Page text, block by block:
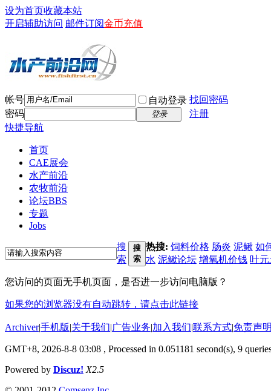
设为首页收藏本站
开启辅助访问 邮件订阅金币充值
帐号 自动登录 找回密码
密码
登录
注册
快捷导航
首页
CAE展会
水产前沿
农牧前沿
论坛BBS
专题
Jobs
搜
索
搜
索
热搜: 饲料价格 肠炎 泥鳅 如
水 泥鳅论坛 增氧机价钱 叶
您访问的页面无手机页面，是否进一步访问电脑版？
如果您的浏览器没有自动跳转，请点击此链接
Archiver|手机版|关于我们|广告业务|加入我们|联系方式|免责声
GMT+8, 2026-8-8 03:08 , Processed in 0.051181 second(s), 9
Powered by Discuz! X2.5